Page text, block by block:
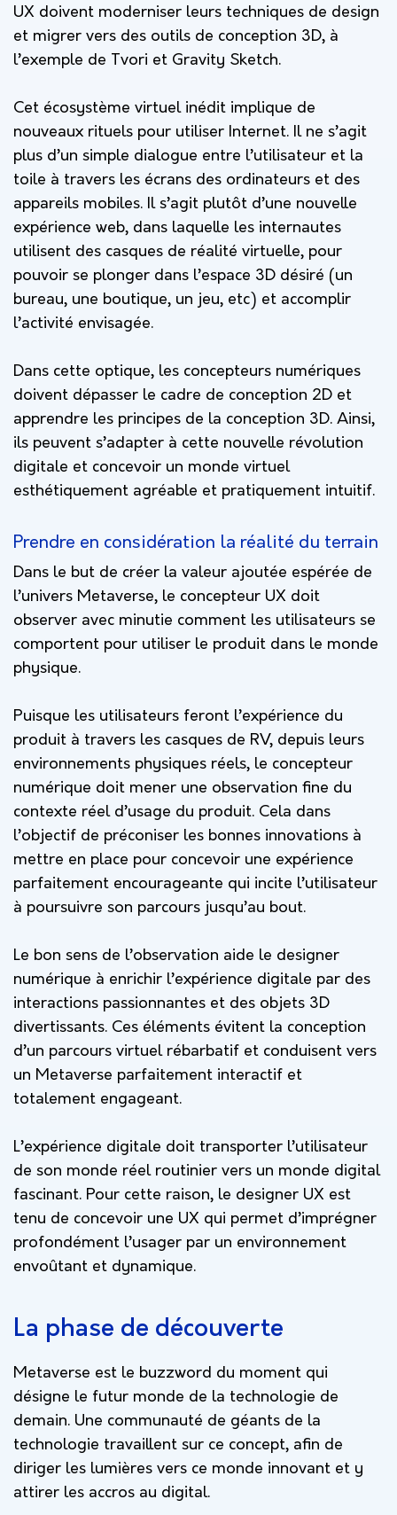
UX doivent moderniser leurs techniques de design
et migrer vers des outils de conception 3D, à
l’exemple de Tvori et Gravity Sketch.
Cet écosystème virtuel inédit implique de
nouveaux rituels pour utiliser Internet. Il ne s’agit
plus d’un simple dialogue entre l’utilisateur et la
toile à travers les écrans des ordinateurs et des
appareils mobiles. Il s’agit plutôt d’une nouvelle
expérience web, dans laquelle les internautes
utilisent des casques de réalité virtuelle, pour
pouvoir se plonger dans l’espace 3D désiré (un
bureau, une boutique, un jeu, etc) et accomplir
l’activité envisagée.
Dans cette optique, les concepteurs numériques
doivent dépasser le cadre de conception 2D et
apprendre les principes de la conception 3D. Ainsi,
ils peuvent s’adapter à cette nouvelle révolution
digitale et concevoir un monde virtuel
esthétiquement agréable et pratiquement intuitif.
Prendre en considération la réalité du terrain
Dans le but de créer la valeur ajoutée espérée de
l’univers Metaverse, le concepteur UX doit
observer avec minutie comment les utilisateurs se
comportent pour utiliser le produit dans le monde
physique.
Puisque les utilisateurs feront l’expérience du
produit à travers les casques de RV, depuis leurs
environnements physiques réels, le concepteur
numérique doit mener une observation fine du
contexte réel d’usage du produit. Cela dans
l’objectif de préconiser les bonnes innovations à
mettre en place pour concevoir une expérience
parfaitement encourageante qui incite l’utilisateur
à poursuivre son parcours jusqu’au bout.
Le bon sens de l’observation aide le designer
numérique à enrichir l’expérience digitale par des
interactions passionnantes et des objets 3D
divertissants. Ces éléments évitent la conception
d’un parcours virtuel rébarbatif et conduisent vers
un Metaverse parfaitement interactif et
totalement engageant.
L’expérience digitale doit transporter l’utilisateur
de son monde réel routinier vers un monde digital
fascinant. Pour cette raison, le designer UX est
tenu de concevoir une UX qui permet d’imprégner
profondément l’usager par un environnement
envoûtant et dynamique.
La phase de découverte
Metaverse est le buzzword du moment qui
désigne le futur monde de la technologie de
demain. Une communauté de géants de la
technologie travaillent sur ce concept, afin de
diriger les lumières vers ce monde innovant et y
attirer les accros au digital.